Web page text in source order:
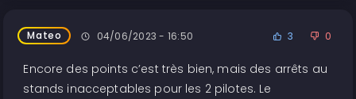
Mateo 04/06/2023 - 16:50 3 0
Encore des points c’est très bien, mais des arrêts au
stands inacceptables pour les 2 pilotes. Le